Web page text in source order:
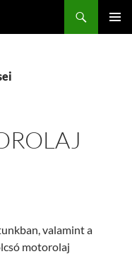
valamint a
motorolaj